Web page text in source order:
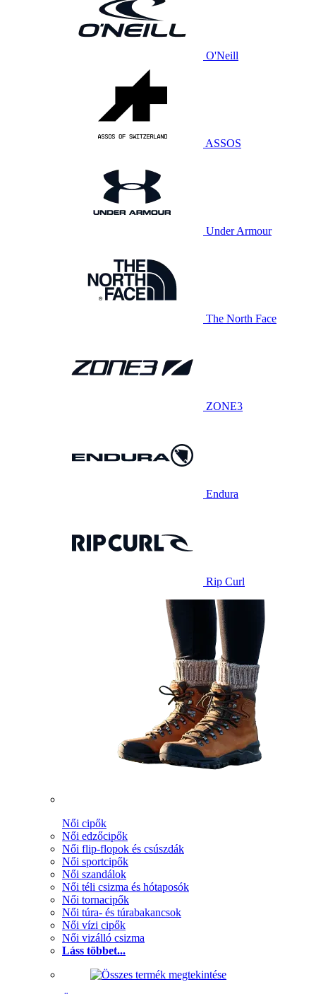
O'Neill
ASSOS
Under Armour
The North Face
ZONE3
Endura
Rip Curl
Női cipők
Női edzőcipők
Női flip-flopok és csúszdák
Női sportcipők
Női szandálok
Női téli csizma és hótaposók
Női tornacipők
Női túra- és túrabakancsok
Női vízi cipők
Női vizálló csizma
Láss többet...